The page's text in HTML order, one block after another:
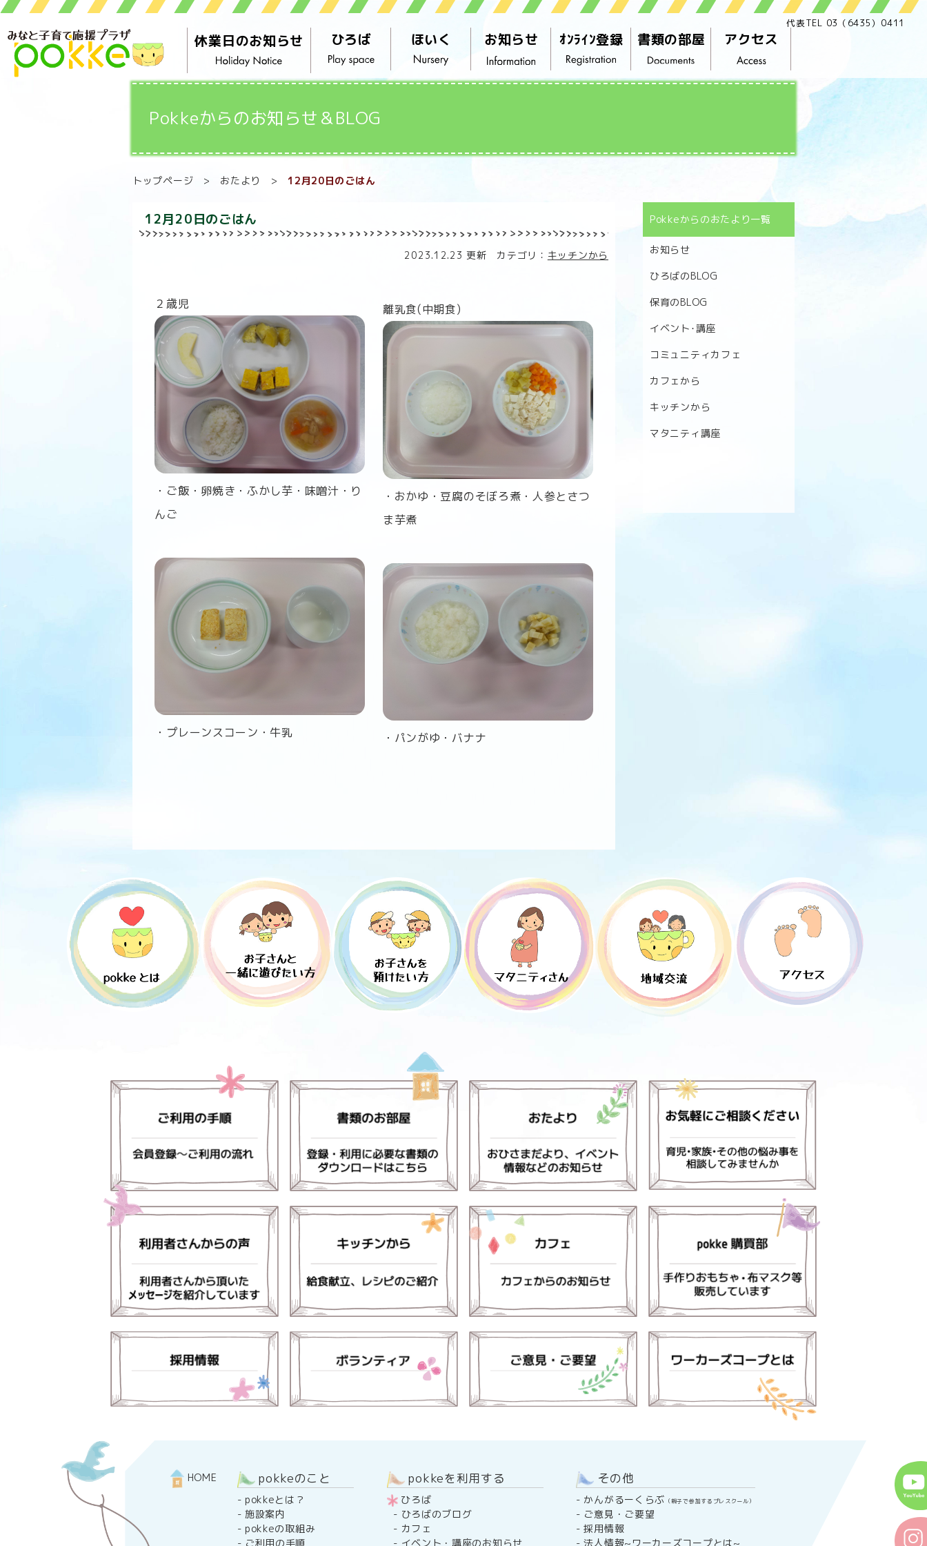
代表TEL 03（6435）0411
休業日のお知らせ ひろば ほいく お知らせ ｵﾝﾗｲﾝ登録 書類の部屋 アクセス
Pokkeからのお知らせ＆BLOG
トップページ > おたより > 12月20日のごはん
12月20日のごはん
2023.12.23 更新 カテゴリ： キッチンから
２歳児
・ご飯・卵焼き・ふかし芋・味噌汁・り
んご
・プレーンスコーン・牛乳
離乳食(中期食)
・おかゆ・豆腐のそぼろ煮・人参とさつ
ま芋煮
・パンがゆ・バナナ
Pokkeからのおたより一覧
お知らせ
ひろばのBLOG
保育のBLOG
イベント･講座
コミュニティカフェ
カフェから
キッチンから
マタニティ講座
HOME pokkeのこと
- pokkeとは？
- 施設案内
- pokkeの取組み
- ご利用の手順
pokkeを利用する
ひろば
- ひろばのブログ
- カフェ
- イベント・講座のお知らせ
その他
- かんがるーくらぶ （親子で参加するプレスクール）
- ご意見・ご要望
-採用情報
-法人情報~ワーカーズコープとは~